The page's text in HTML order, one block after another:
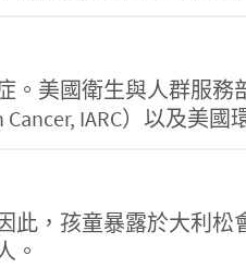
美國衛生與人群服務
IARC）以及美
此，孩童暴露於大利
。